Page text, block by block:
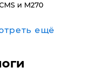
и M270
ещё